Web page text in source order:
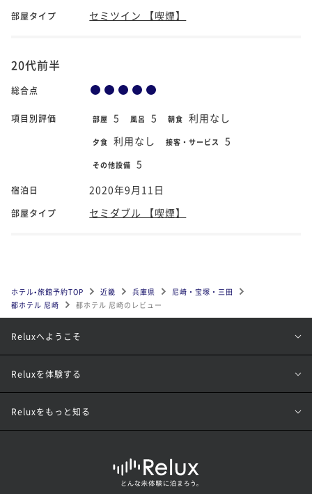
部屋タイプ セミツイン 【喫煙】
20代前半
総合点
項目別評価 部屋 5 風呂 5 朝食 利用なし
夕食 利用なし 接客・サービス 5
その他設備 5
宿泊日 2020年9月11日
部屋タイプ セミダブル 【喫煙】
ホテル•旅館予約TOP 近畿 兵庫県
尼崎・宝塚・三田
都ホテル 尼崎
都ホテル 尼崎のレビュー
Reluxへようこそ
Reluxを体験する
Reluxをもっと知る